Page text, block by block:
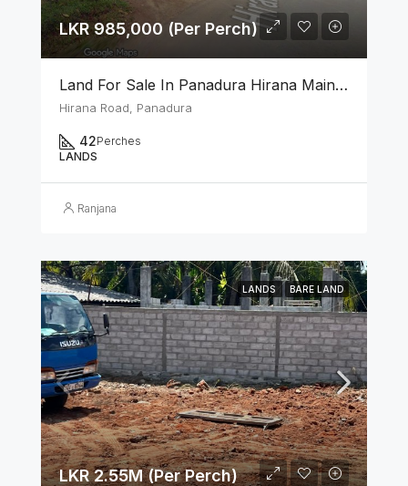
LKR 985,000 (Per Perch)
Land For Sale In Panadura Hirana Main Road
Hirana Road, Panadura
42Perches
LANDS
Ranjana
LANDS BARE LAND
LKR 2.55M (Per Perch)